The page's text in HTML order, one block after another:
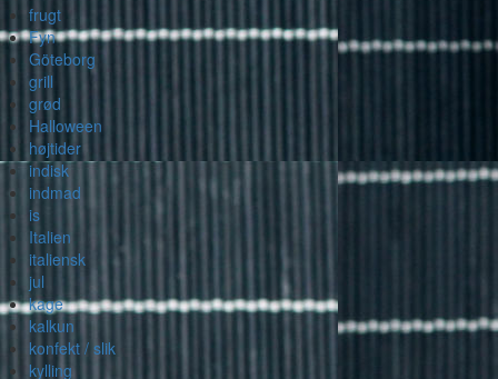
frugt
Fyn
Göteborg
grill
grød
Halloween
højtider
indisk
indmad
is
Italien
italiensk
jul
kage
kalkun
konfekt / slik
kylling